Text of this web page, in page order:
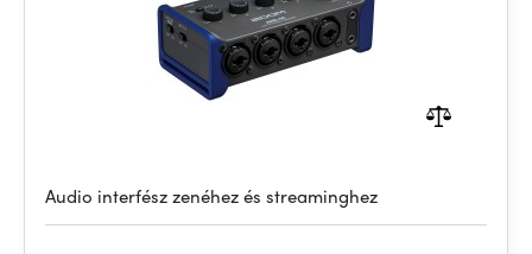
Audio interfész zenéhez és streaminghez